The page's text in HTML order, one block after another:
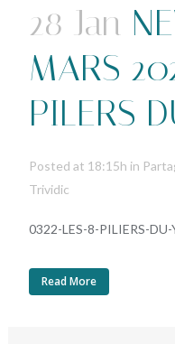
28 Jan
MARS
PILERS
Posted at 18:15h in
Trividic
0322-LES-8-PILIERS-
Read More